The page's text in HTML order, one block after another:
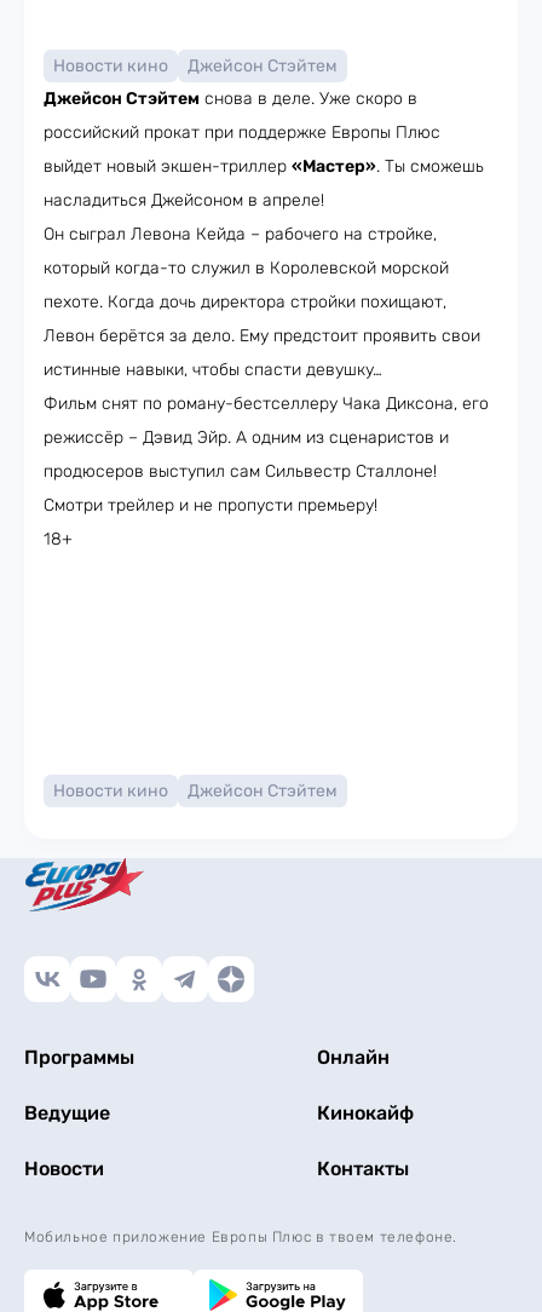
Новости кино
Джейсон Стэйтем
Джейсон Стэйтем снова в деле. Уже скоро в
российский прокат при поддержке Европы Плюс
выйдет новый экшен-триллер «Мастер». Ты сможешь
насладиться Джейсоном в апреле!
Он сыграл Левона Кейда – рабочего на стройке,
который когда-то служил в Королевской морской
пехоте. Когда дочь директора стройки похищают,
Левон берётся за дело. Ему предстоит проявить свои
истинные навыки, чтобы спасти девушку…
Фильм снят по роману-бестселлеру Чака Диксона, его
режиссёр – Дэвид Эйр. А одним из сценаристов и
продюсеров выступил сам Сильвестр Сталлоне!
Смотри трейлер и не пропусти премьеру!
18+
Новости кино Джейсон Стэйтем
Программы Онлайн
Ведущие Кинокайф
Новости Контакты
Мобильное приложение Европы Плюс в твоем телефоне.